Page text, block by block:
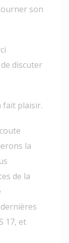
son
discuter
fait plaisir.
la
de la
17, et